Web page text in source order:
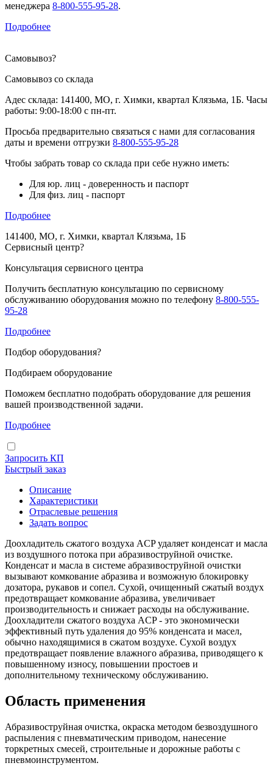
менеджера 8-800-555-95-28.
Подробнее
Самовывоз?
Самовывоз со склада
Адес склада: 141400, МО, г. Химки, квартал Клязьма, 1Б. Часы
работы: 9:00-18:00 с пн-пт.
Просьба предварительно связаться с нами для согласования
даты и времени отгрузки 8-800-555-95-28
Чтобы забрать товар со склада при себе нужно иметь:
Для юр. лиц - доверенность и паспорт
Для физ. лиц - паспорт
Подробнее
141400, МО, г. Химки, квартал Клязьма, 1Б
Сервисный центр?
Консультация сервисного центра
Получить бесплатную консультацию по сервисному
обслуживанию оборудования можно по телефону 8-800-555-
95-28
Подробнее
Подбор оборудования?
Подбираем оборудование
Поможем бесплатно подобрать оборудование для решения
вашей производственной задачи.
Подробнее
Запросить КП
Быстрый заказ
Описание
Характеристики
Отраслевые решения
Задать вопрос
Доохладитель сжатого воздуха ACP удаляет конденсат и масла
из воздушного потока при абразивоструйной очистке.
Конденсат и масла в системе абразивоструйной очистки
вызывают комкование абразива и возможную блокировку
дозатора, рукавов и сопел. Сухой, очищенный сжатый воздух
предотвращает комкование абразива, увеличивает
производительность и снижает расходы на обслуживание.
Доохладители сжатого воздуха ACP - это экономически
эффективный путь удаления до 95% конденсата и масел,
обычно находящимися в сжатом воздухе. Сухой воздух
предотвращает появление влажного абразива, приводящего к
повышенному износу, повышении простоев и
дополнительному техническому обслуживанию.
Область применения
Абразивоструйная очистка, окраска методом безвоздушного
распыления с пневматическим приводом, нанесение
торкретных смесей, строительные и дорожные работы с
пневмоинструментом.